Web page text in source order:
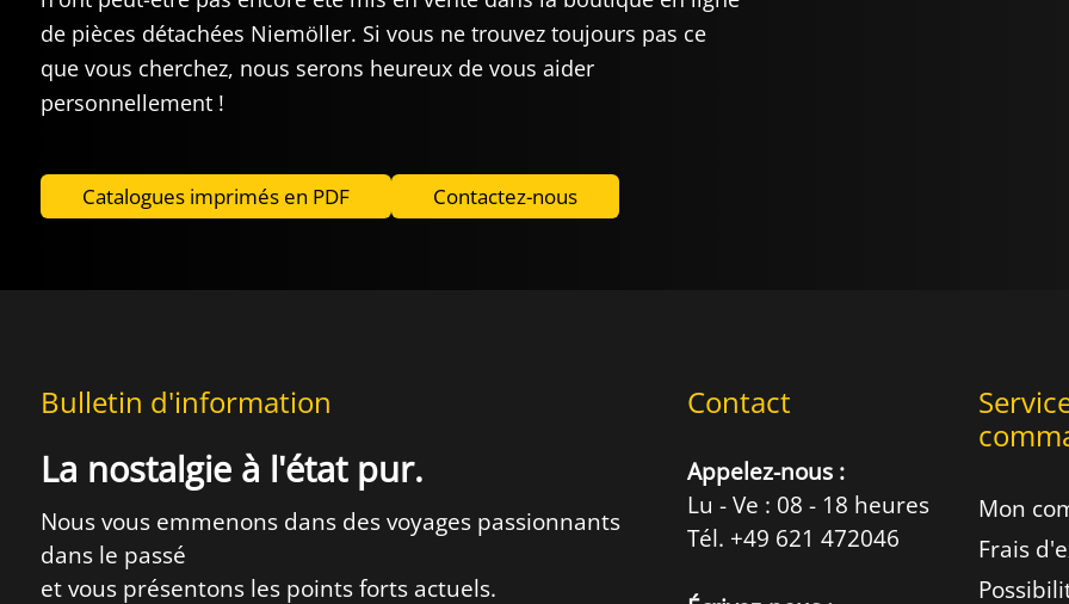
de pièces détachées Niemöller. Si vous ne trouvez toujours pas ce
que vous cherchez, nous serons heureux de vous aider
personnellement !
Catalogues imprimés en PDF Contactez-nous
Bulletin d'information
La nostalgie à l'état pur.
Nous vous emmenons dans des voyages passionnants
dans le passé
et vous présentons les points forts actuels.
Contact
Appelez-nous :
Lu - Ve : 08 - 18 heures
Tél. +49 621 472046
Mon
Frais